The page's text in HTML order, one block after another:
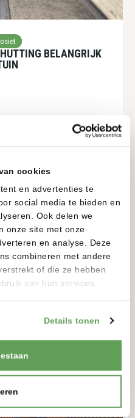
cookies
en advertenties te
social media te bieden en
Ook delen we
onze site met onze
en analyse. Deze
combineren met andere
of die ze hebben
van hun services.
Details tonen
BELANGRIJK